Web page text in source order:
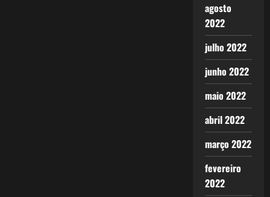
agosto
2022
julho 2022
junho 2022
maio 2022
abril 2022
março 2022
fevereiro
2022